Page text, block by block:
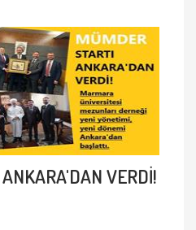
VERDİ!